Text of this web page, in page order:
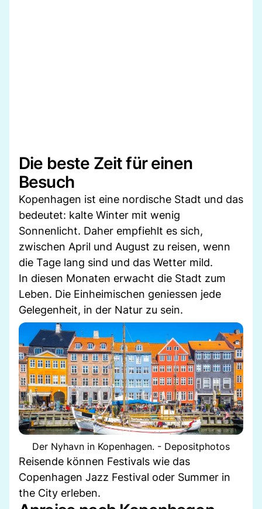
Die beste Zeit für einen
Besuch
Kopenhagen ist eine nordische Stadt und das
bedeutet: kalte Winter mit wenig
Sonnenlicht. Daher empfiehlt es sich,
zwischen April und August zu reisen, wenn
die Tage lang sind und das Wetter mild.
In diesen Monaten erwacht die Stadt zum
Leben. Die Einheimischen geniessen jede
Gelegenheit, in der Natur zu sein.
Der Nyhavn in Kopenhagen. - Depositphotos
Reisende können Festivals wie das
Copenhagen Jazz Festival oder Summer in
the City erleben.